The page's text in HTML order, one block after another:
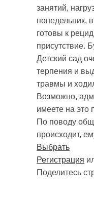
занятий,
понедельник,
готовы к
присутствие.
Детский сад
терпения и
травмы и
Возможно,
имеете на это
По поводу
происходит,
Выбрать
Регистрация
Поделитесь